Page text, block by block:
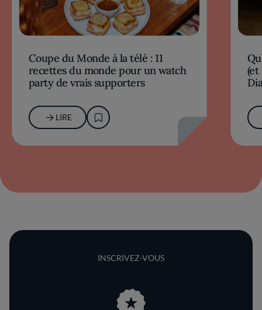
Coupe du Monde à la télé : 11
recettes du monde pour un watch
party de vrais supporters
LIRE
INSCRIVEZ-VOUS